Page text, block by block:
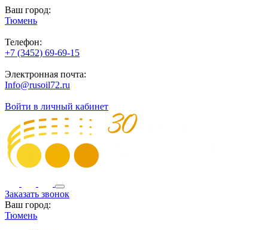
Ваш город:
Тюмень
Телефон:
+7 (3452) 69-69-15
Электронная почта:
Info@rusoil72.ru
Войти в личный кабинет
Заказать звонок
Ваш город:
Тюмень